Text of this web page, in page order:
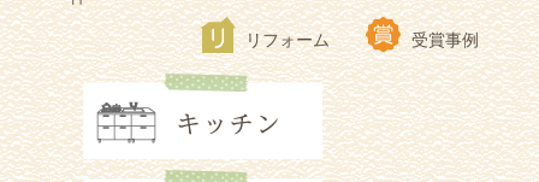
リフォーム 受賞事例